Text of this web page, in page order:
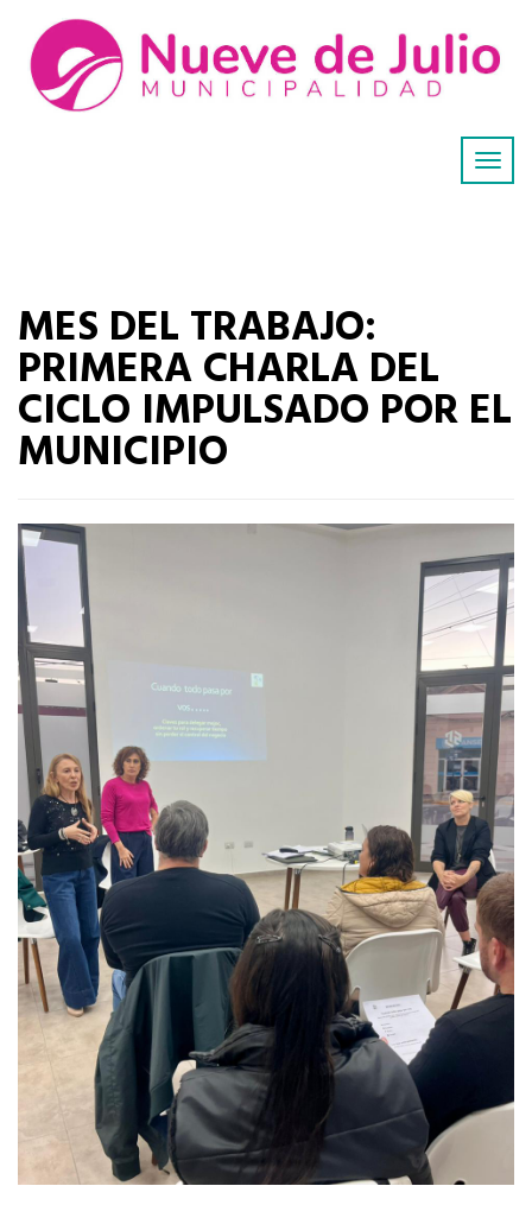
MES DEL TRABAJO:
PRIMERA CHARLA DEL
CICLO IMPULSADO POR EL
MUNICIPIO